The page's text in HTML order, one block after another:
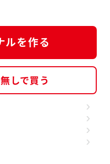
ルを作る
しで買う